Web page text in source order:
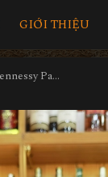
GIỚI THIỆU
Rượu Cognac Hennessy Paradis